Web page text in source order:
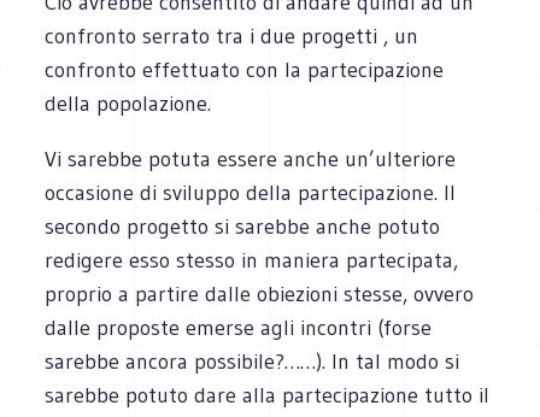
confronto serrato tra i due progetti , un
confronto effettuato con la partecipazione
della popolazione.
Vi sarebbe potuta essere anche un’ulteriore
occasione di sviluppo della partecipazione. Il
secondo progetto si sarebbe anche potuto
redigere esso stesso in maniera partecipata,
proprio a partire dalle obiezioni stesse, ovvero
dalle proposte emerse agli incontri (forse
sarebbe ancora possibile?……). In tal modo si
sarebbe potuto dare alla partecipazione tutto il